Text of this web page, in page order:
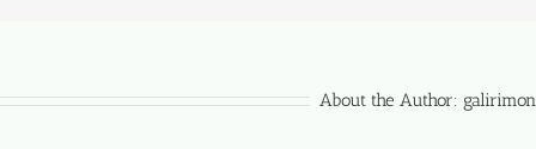
About the Author: galirimon